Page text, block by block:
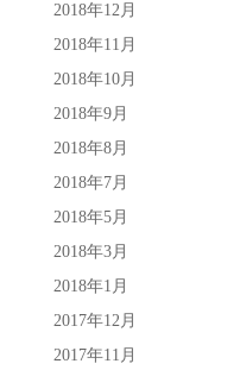
2018年12月
2018年11月
2018年10月
2018年9月
2018年8月
2018年7月
2018年5月
2018年3月
2018年1月
2017年12月
2017年11月